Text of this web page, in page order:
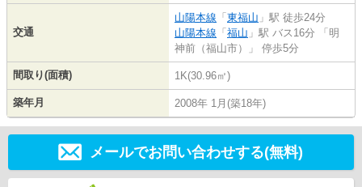
交通
山陽本線 「 東福山 」駅 徒歩24分
山陽本線 「 福山 」駅 バス16分 「明
神前（福山市）」 停歩5分
間取り(面積) 1K(30.96㎡)
築年月 2008年 1月(築18年)
メールでお問い合わせする(無料)